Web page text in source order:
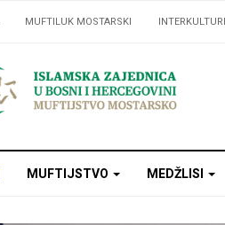
MUFTILUK MOSTARSKI
MUFTIJSTVO MEDŽLISI